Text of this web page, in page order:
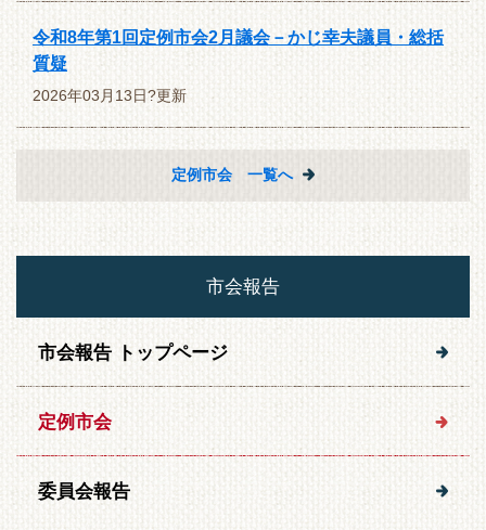
令和8年第1回定例市会2月議会－かじ幸夫議員・総括
質疑
2026年03月13日?更新
定例市会 一覧へ
市会報告
市会報告 トップページ
定例市会
委員会報告